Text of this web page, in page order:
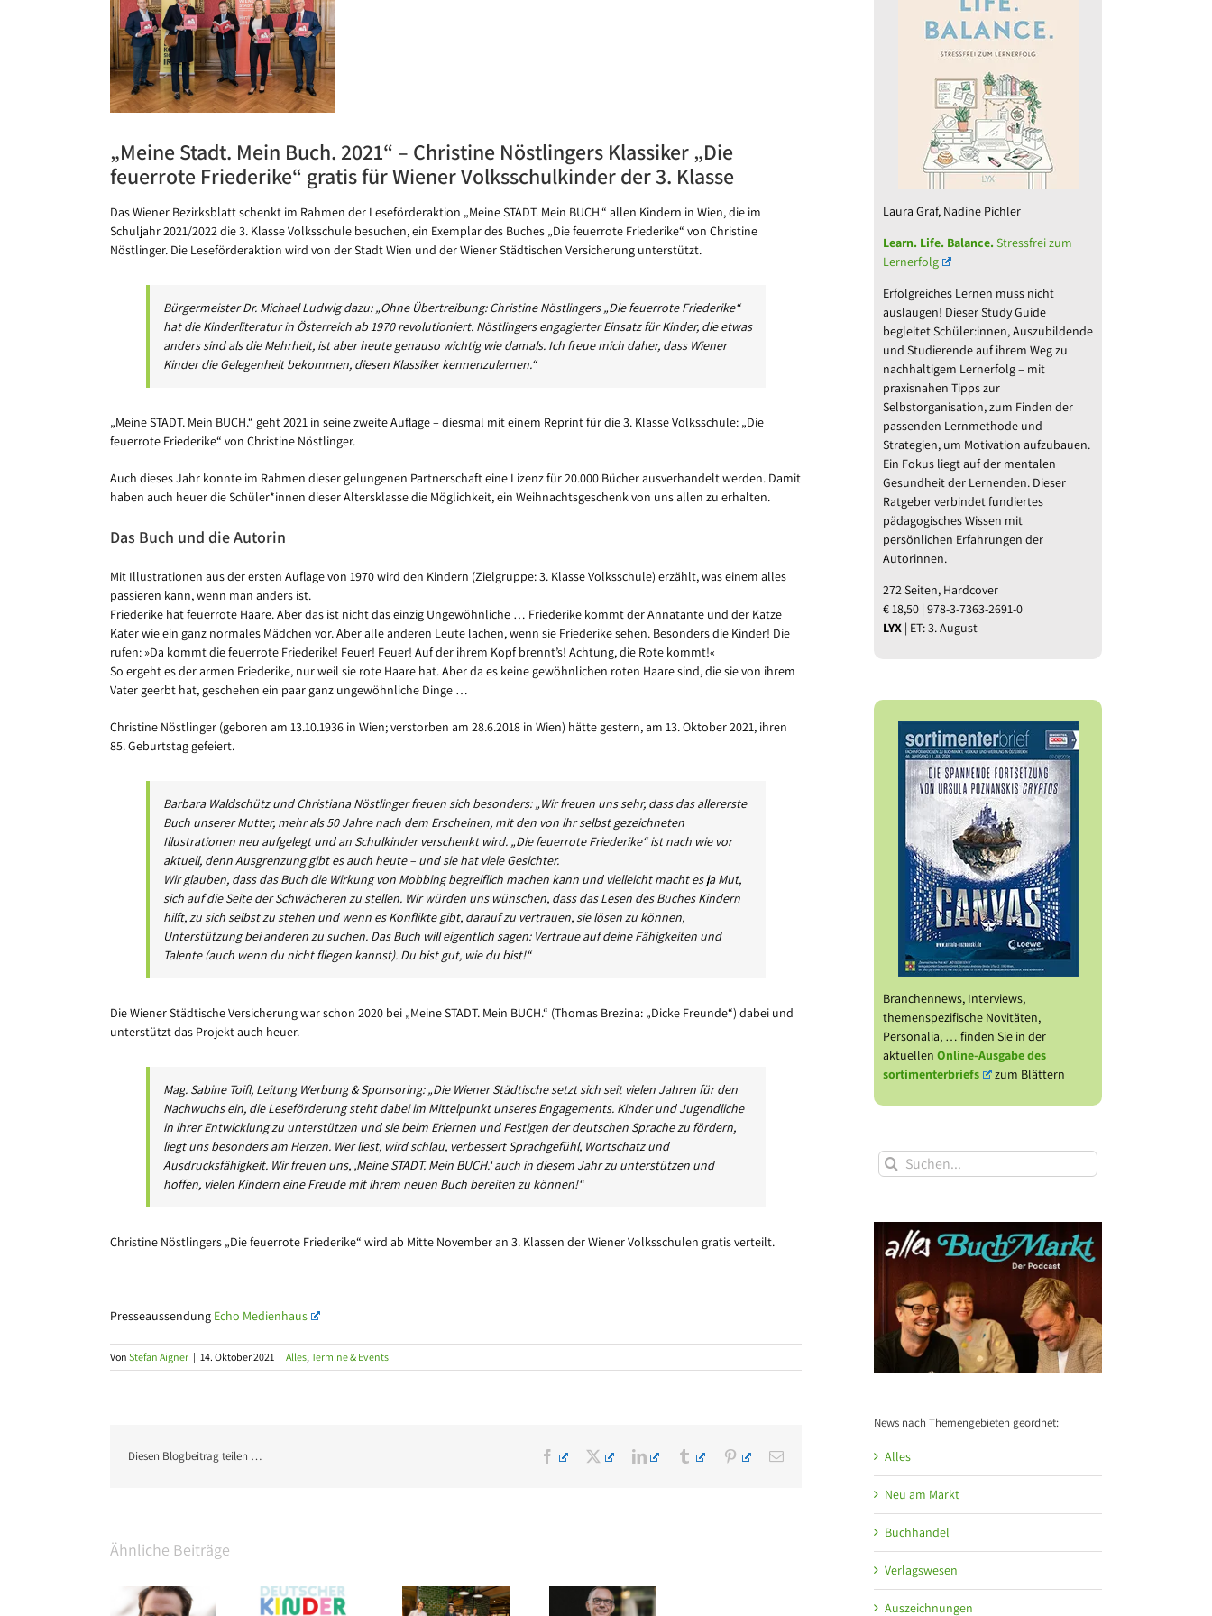
Bild
„Meine Stadt. Mein Buch. 2021“ – Christine Nöstlingers Klassiker „Die
feuerrote Friederike“ gratis für Wiener Volksschulkinder der 3. Klasse
Das Wiener Bezirksblatt schenkt im Rahmen der Leseförderaktion „Meine STADT. Mein BUCH.“ allen Kindern in Wien, die im
Schuljahr 2021/2022 die 3. Klasse Volksschule besuchen, ein Exemplar des Buches „Die feuerrote Friederike“ von Christine
Nöstlinger. Die Leseförderaktion wird von der Stadt Wien und der Wiener Städtischen Versicherung unterstützt.
Bürgermeister Dr. Michael Ludwig dazu: „Ohne Übertreibung: Christine Nöstlingers „Die feuerrote Friederike“
hat die Kinderliteratur in Österreich ab 1970 revolutioniert. Nöstlingers engagierter Einsatz für Kinder, die etwas
anders sind als die Mehrheit, ist aber heute genauso wichtig wie damals. Ich freue mich daher, dass Wiener
Kinder die Gelegenheit bekommen, diesen Klassiker kennenzulernen.“
„Meine STADT. Mein BUCH.“ geht 2021 in seine zweite Auflage – diesmal mit einem Reprint für die 3. Klasse Volksschule: „Die
feuerrote Friederike“ von Christine Nöstlinger.
Auch dieses Jahr konnte im Rahmen dieser gelungenen Partnerschaft eine Lizenz für 20.000 Bücher ausverhandelt werden. Damit
haben auch heuer die Schüler*innen dieser Altersklasse die Möglichkeit, ein Weihnachtsgeschenk von uns allen zu erhalten.
Das Buch und die Autorin
Mit Illustrationen aus der ersten Auflage von 1970 wird den Kindern (Zielgruppe: 3. Klasse Volksschule) erzählt, was einem alles
passieren kann, wenn man anders ist.
Friederike hat feuerrote Haare. Aber das ist nicht das einzig Ungewöhnliche … Friederike kommt der Annatante und der Katze
Kater wie ein ganz normales Mädchen vor. Aber alle anderen Leute lachen, wenn sie Friederike sehen. Besonders die Kinder! Die
rufen: »Da kommt die feuerrote Friederike! Feuer! Feuer! Auf der ihrem Kopf brennt’s! Achtung, die Rote kommt!«
So ergeht es der armen Friederike, nur weil sie rote Haare hat. Aber da es keine gewöhnlichen roten Haare sind, die sie von ihrem
Vater geerbt hat, geschehen ein paar ganz ungewöhnliche Dinge …
Christine Nöstlinger (geboren am 13.10.1936 in Wien; verstorben am 28.6.2018 in Wien) hätte gestern, am 13. Oktober 2021, ihren
85. Geburtstag gefeiert.
Barbara Waldschütz und Christiana Nöstlinger freuen sich besonders: „Wir freuen uns sehr, dass das allererste
Buch unserer Mutter, mehr als 50 Jahre nach dem Erscheinen, mit den von ihr selbst gezeichneten
Illustrationen neu aufgelegt und an Schulkinder verschenkt wird. „Die feuerrote Friederike“ ist nach wie vor
aktuell, denn Ausgrenzung gibt es auch heute – und sie hat viele Gesichter.
Wir glauben, dass das Buch die Wirkung von Mobbing begreiflich machen kann und vielleicht macht es ja Mut,
sich auf die Seite der Schwächeren zu stellen. Wir würden uns wünschen, dass das Lesen des Buches Kindern
hilft, zu sich selbst zu stehen und wenn es Konflikte gibt, darauf zu vertrauen, sie lösen zu können,
Unterstützung bei anderen zu suchen. Das Buch will eigentlich sagen: Vertraue auf deine Fähigkeiten und
Talente (auch wenn du nicht fliegen kannst). Du bist gut, wie du bist!“
Die Wiener Städtische Versicherung war schon 2020 bei „Meine STADT. Mein BUCH.“ (Thomas Brezina: „Dicke Freunde“) dabei und
unterstützt das Projekt auch heuer.
Mag. Sabine Toifl, Leitung Werbung & Sponsoring: „Die Wiener Städtische setzt sich seit vielen Jahren für den
Nachwuchs ein, die Leseförderung steht dabei im Mittelpunkt unseres Engagements. Kinder und Jugendliche
in ihrer Entwicklung zu unterstützen und sie beim Erlernen und Festigen der deutschen Sprache zu fördern,
liegt uns besonders am Herzen. Wer liest, wird schlau, verbessert Sprachgefühl, Wortschatz und
Ausdrucksfähigkeit. Wir freuen uns, ‚Meine STADT. Mein BUCH.‘ auch in diesem Jahr zu unterstützen und
hoffen, vielen Kindern eine Freude mit ihrem neuen Buch bereiten zu können!“
Christine Nöstlingers „Die feuerrote Friederike“ wird ab Mitte November an 3. Klassen der Wiener Volksschulen gratis verteilt.
Presseaussendung Echo Medienhaus
Von Stefan Aigner | 14. Oktober 2021 | Alles, Termine & Events
Diesen Blogbeitrag teilen … Facebook
X LinkedInTumblr PinterestE-
Ähnliche Beiträge
Veränderung im
Laura Graf, Nadine Pichler
Learn. Life. Balance.Stressfrei zum
Lernerfolg
Erfolgreiches Lernen muss nicht
auslaugen! Dieser Study Guide
begleitet Schüler:innen, Auszubildende
und Studierende auf ihrem Weg zu
nachhaltigem Lernerfolg – mit
praxisnahen Tipps zur
Selbstorganisation, zum Finden der
passenden Lernmethode und
Strategien, um Motivation aufzubauen.
Ein Fokus liegt auf der mentalen
Gesundheit der Lernenden. Dieser
Ratgeber verbindet fundiertes
pädagogisches Wissen mit
persönlichen Erfahrungen der
Autorinnen.
272 Seiten, Hardcover
€ 18,50 | 978-3-7363-2691-0
LYX | ET: 3. August
Branchennews, Interviews,
themenspezifische Novitäten,
Personalia, … finden Sie in der
aktuellen Online-Ausgabe des
sortimenterbriefs
zum Blättern
Suche
nach:
News nach Themengebieten geordnet:
Alles
Neu am Markt
Buchhandel
Verlagswesen
Auszeichnungen